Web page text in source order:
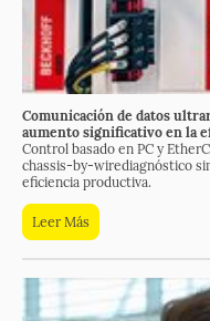
Comunicación de datos
aumento significativo en la
Control basado en PC y
chassis-by-wirediagnóstico
eficiencia productiva.
Leer Más